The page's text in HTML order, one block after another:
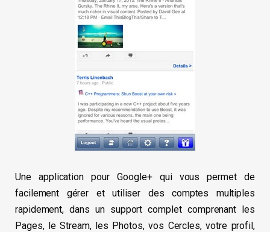
Une application pour Google+ qui vous permet de
facilement gérer et utiliser des comptes multiples
rapidement, dans un support complet comprenant les
Pages, le Stream, les Photos, vos Cercles, votre profil,